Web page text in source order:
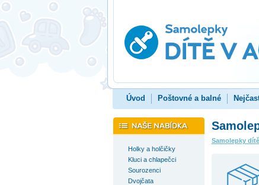
Úvod Poštovné a balné
Holky a holčičky
Kluci a chlapečci
Sourozenci
Dvojčata
Samolepky